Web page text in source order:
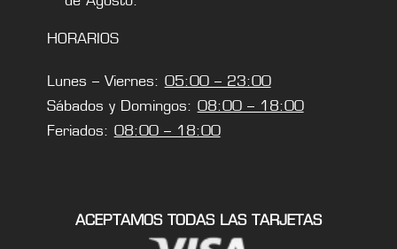
HORARIOS
Lunes – Viernes: 05:00 – 23:00
Sábados y Domingos: 08:00 – 18:00
Feriados: 08:00 – 18:00
ACEPTAMOS TODAS LAS TARJETAS